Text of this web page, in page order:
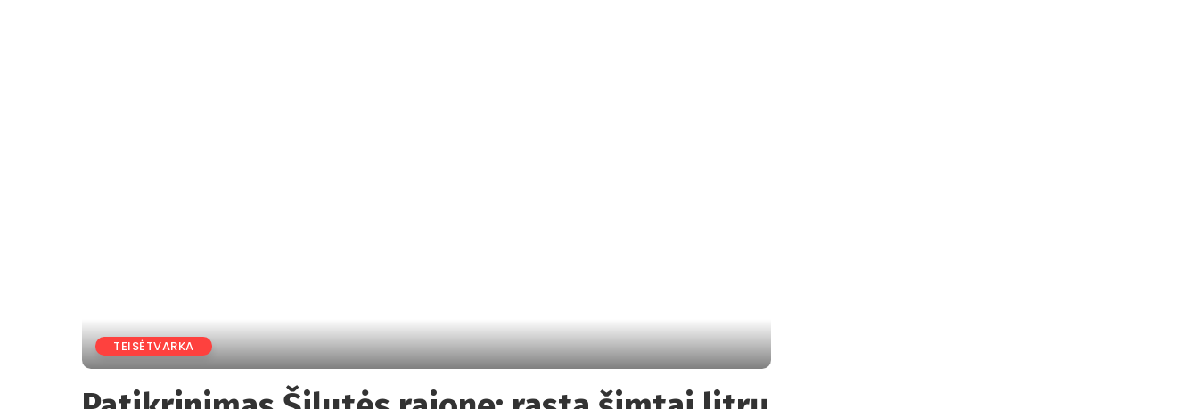
TEISĖTVARKA